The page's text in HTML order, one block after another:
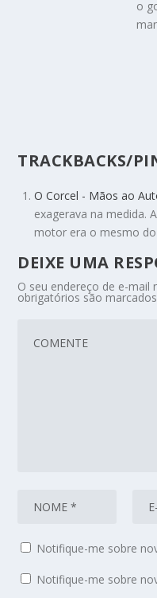
o
TRACKBACKS/
O Corcel - Mãos ao
exagerava na medida.
motor era o mesmo
DEIXE UMA
O seu endereço de e-mail
obrigatórios são
Notifique-me sobre
Notifique-me sobre